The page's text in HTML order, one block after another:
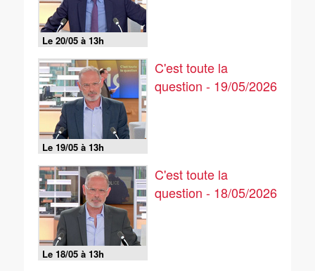
Le 20/05 à 13h
Le 19/05 à 13h
C'est toute la
question - 19/05/2026
Le 18/05 à 13h
C'est toute la
question - 18/05/2026